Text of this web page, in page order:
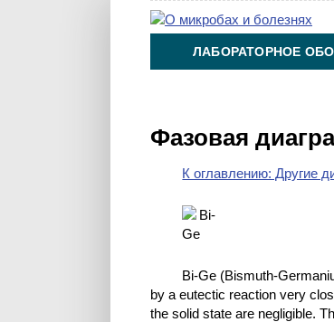
ЛАБОРАТОРНОЕ
Фазовая
К оглавлению: Другие
Bi-Ge (Bismuth-
by a eutectic reaction very
the solid state are negligible.